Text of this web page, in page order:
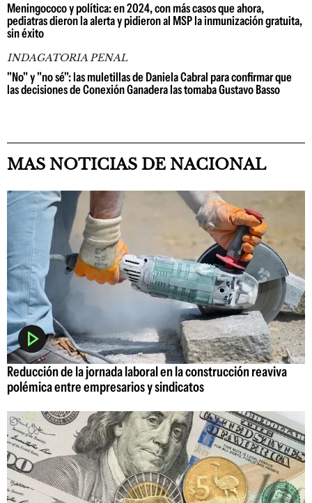
Meningococo y política: en 2024, con más casos que ahora,
pediatras dieron la alerta y pidieron al MSP la inmunización gratuita,
sin éxito
INDAGATORIA PENAL
"No" y "no sé": las muletillas de Daniela Cabral para confirmar que
las decisiones de Conexión Ganadera las tomaba Gustavo Basso
MAS NOTICIAS DE NACIONAL
Reducción de la jornada laboral en la construcción reaviva
polémica entre empresarios y sindicatos